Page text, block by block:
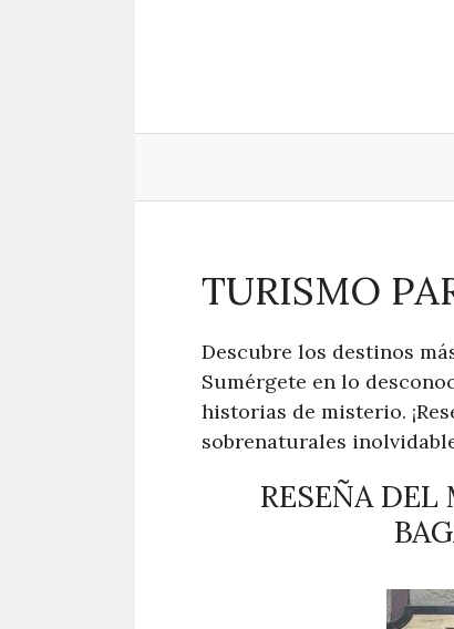
TURISMO
Descubre los destinos
Sumérgete en lo
historias de misterio.
sobrenaturales
RESEÑA